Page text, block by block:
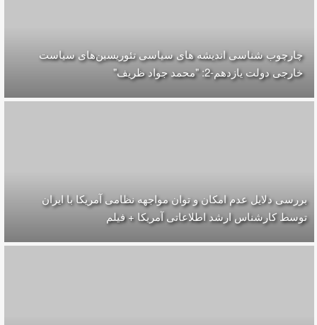
چارچوب شناسی اندیشه های سیاسی تئوریسین‌های سیاست
خارجی دولت یازدهم-2: "محمد جواد ظریف"
بررسی دلایل عدم امکان و توان مواجهه نظامی آمریکا با ایران
توسط کارشناس ارشد اطلاعاتی آمریکا + فیلم